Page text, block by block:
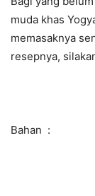
muda khas
memasaknya
resepnya,
Bahan :